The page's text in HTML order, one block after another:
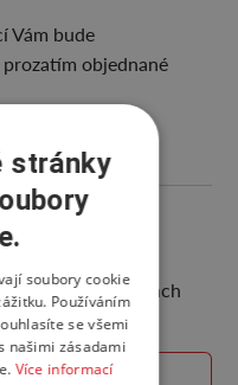
Vám bude
prozatím objednané
sociálních stránkách
stránky
soubory cookie
Používáním
se všemi
našimi zásadami
Více informací